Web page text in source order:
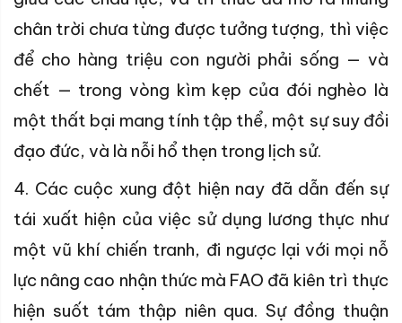
chân trời chưa từng được tưởng tượng, thì việc
để cho hàng triệu con người phải sống — và
chết — trong vòng kìm kẹp của đói nghèo là
một thất bại mang tính tập thể, một sự suy đồi
đạo đức, và là nỗi hổ thẹn trong lịch sử.
4. Các cuộc xung đột hiện nay đã dẫn đến sự
tái xuất hiện của việc sử dụng lương thực như
một vũ khí chiến tranh, đi ngược lại với mọi nỗ
lực nâng cao nhận thức mà FAO đã kiên trì thực
hiện suốt tám thập niên qua. Sự đồng thuận